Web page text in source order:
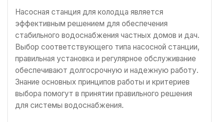
Насосная станция для колодца является
эффективным решением для обеспечения
стабильного водоснабжения частных домов и дач.
Выбор соответствующего типа насосной станции,
правильная установка и регулярное обслуживание
обеспечивают долгосрочную и надежную работу.
Знание основных принципов работы и критериев
выбора помогут в принятии правильного решения
для системы водоснабжения.